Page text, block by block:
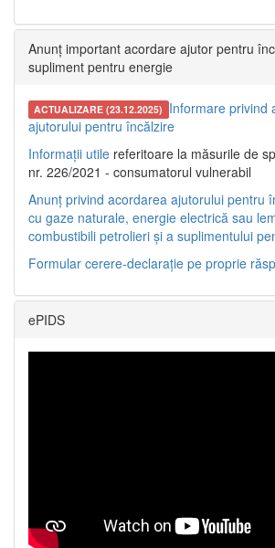
Anunț important acordare ajutor pentru
supliment pentru energie
ACTUALIZARE (23.12.2025) Informare privind
ajutorului pentru încălzire
Informații utile referitoare la măsurile de
nr. 226/2021 - consumatorul vulnerabil
Anunț privind acordarea ajutorului pentru
cu gaze naturale, energie electrică sau
combustibili petrolieri și a suplimentului
Formular cerere-declarație pe proprie
ePIDS